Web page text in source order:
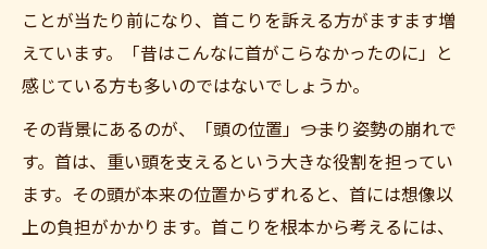
ことが当たり前になり、首こりを訴える方がますます増
えています。「昔はこんなに首がこらなかったのに」と
感じている方も多いのではないでしょうか。
その背景にあるのが、「頭の位置」――つまり姿勢の崩れで
す。首は、重い頭を支えるという大きな役割を担ってい
ます。その頭が本来の位置からずれると、首には想像以
上の負担がかかります。首こりを根本から考えるには、